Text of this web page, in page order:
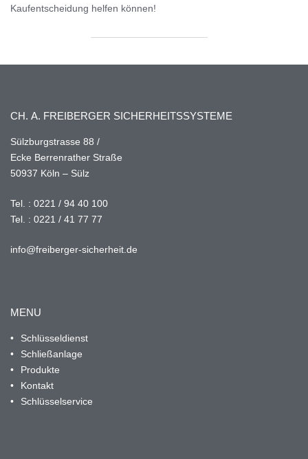
Kaufentscheidung helfen können!
CH. A. FREIBERGER SICHERHEITSSYSTEME
Sülzburgstrasse 88 /
Ecke Berrenrather Straße
50937 Köln – Sülz
Tel. : 0221 / 94 40 100
Tel. : 0221 / 41 77 77
info@freiberger-sicherheit.de
MENU
Schlüsseldienst
Schließanlage
Produkte
Kontakt
Schlüsselservice